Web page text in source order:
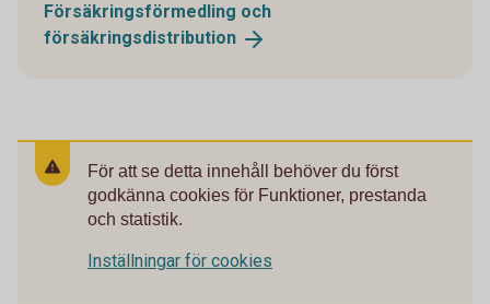
Försäkringsförmedling och
försäkringsdistribution
För att se detta innehåll behöver du först
godkänna cookies för Funktioner, prestanda
och statistik.
Inställningar för cookies